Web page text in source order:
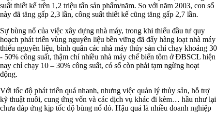
suất thiết kế trên 1,2 triệu tấn sản phẩm/năm. So với năm 2003, con số
này đã tăng gấp 2,3 lần, công suất thiết kế cũng tăng gấp 2,7 lần.
Sự bùng nổ của việc xây dựng nhà máy, trong khi thiếu đầu tư quy
hoạch phát triển vùng nguyên liệu bền vững đã đẩy hàng loạt nhà máy
thiếu nguyên liệu, bình quân các nhà máy thủy sản chỉ chạy khoảng 30
- 50% công suất, thậm chí nhiều nhà máy chế biến tôm ở ĐBSCL hiện
nay chỉ chạy 10 – 30% công suất, có số còn phải tạm ngừng hoạt
động.
Với tốc độ phát triển quá nhanh, nhưng việc quản lý thủy sản, hỗ trợ
kỹ thuật nuôi, cung ứng vốn và các dịch vụ khác đi kèm… hầu như lại
chưa đáp ứng kịp tốc độ bùng nổ đó. Hậu quả là nhiều doanh nghiệp